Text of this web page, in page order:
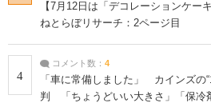
【7月12日は「デコレーションケー
ねとらぼリサーチ：2ページ目
4
コメント数： 4
「車に常備しました」 カインズの
判 「ちょうどいい大きさ」「保冷